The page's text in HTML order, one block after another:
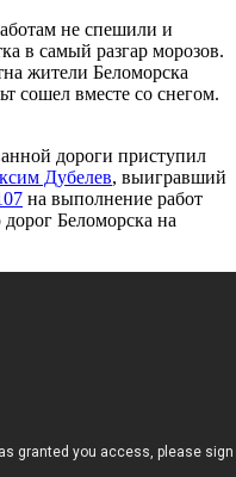
не спешили и
в самый разгар морозов.
жители Беломорска
сошел вместе со снегом.
дороги приступил
Дубелев, выигравший
на выполнение работ
Беломорска на